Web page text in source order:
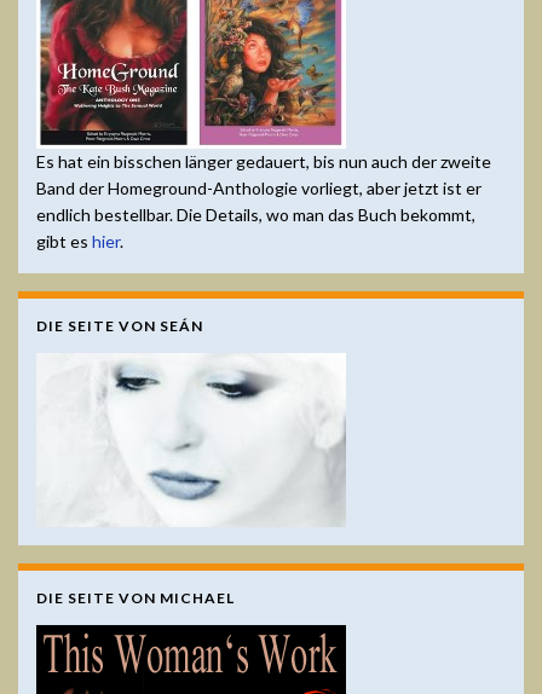
Es hat ein bisschen länger gedauert, bis nun auch der zweite
Band der Homeground-Anthologie vorliegt, aber jetzt ist er
endlich bestellbar. Die Details, wo man das Buch bekommt,
gibt es hier.
DIE SEITE VON SEÁN
DIE SEITE VON MICHAEL